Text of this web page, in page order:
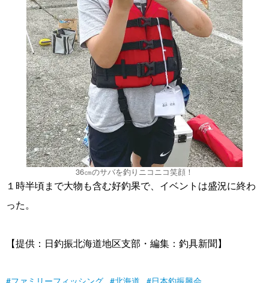
36㎝のサバを釣りニコニコ笑顔！
１時半頃まで大物も含む好釣果で、イベントは盛況に終わ
った。
【提供：日釣振北海道地区支部・編集：釣具新聞】
ファミリーフィッシング 北海道 日本釣振興会